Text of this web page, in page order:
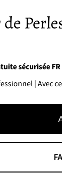
sécurisée
| Avec